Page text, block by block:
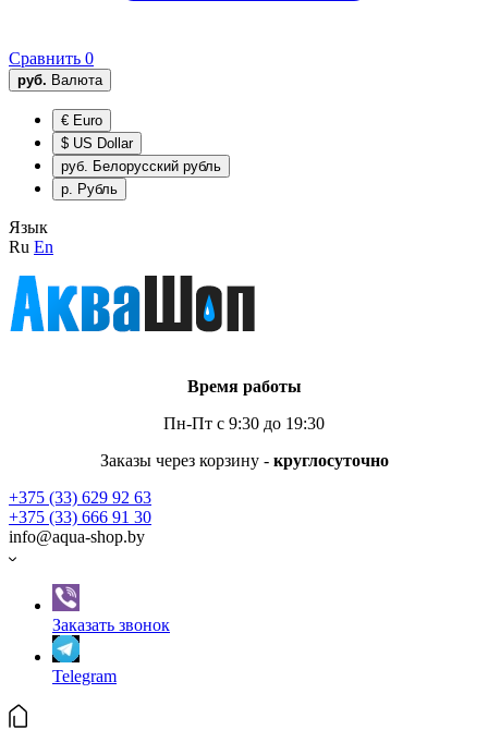
Сравнить 0
руб. Валюта
€ Euro
$ US Dollar
руб. Белорусский рубль
р. Рубль
Язык
Ru En
Время работы
Пн-Пт с 9:30 до 19:30
Заказы через корзину - круглосуточно
+375 (33) 629 92 63
+375 (33) 666 91 30
info@aqua-shop.by
Заказать звонок
Telegram